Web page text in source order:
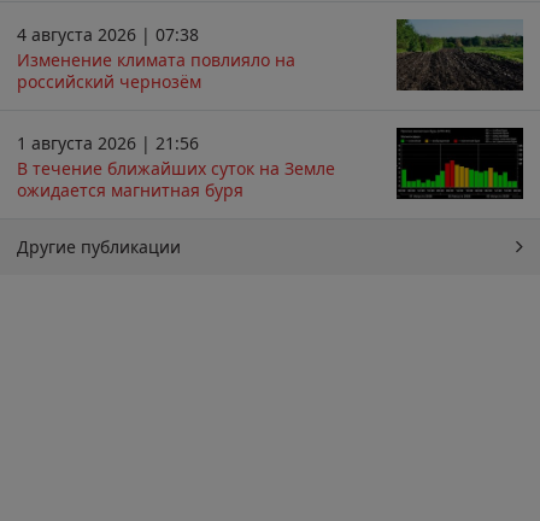
4 августа 2026 | 07:38
Изменение климата повлияло на
российский чернозём
1 августа 2026 | 21:56
В течение ближайших суток на Земле
ожидается магнитная буря
Другие публикации